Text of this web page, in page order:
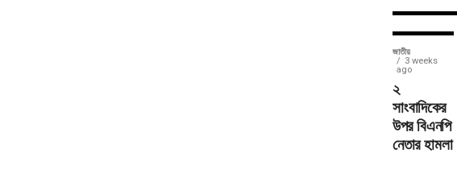
জাতীয়
3 weeks
ago
২
সাংবাদিকের
উপর বিএনপি
নেতার হামলা